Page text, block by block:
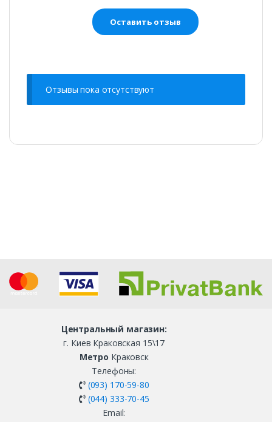
Отзывы пока отсутствуют
Центральный магазин:
г. Киев Краковская 15\17
Метро Краковск
Телефоны:
(093) 170-59-80
(044) 333-70-45
Email: